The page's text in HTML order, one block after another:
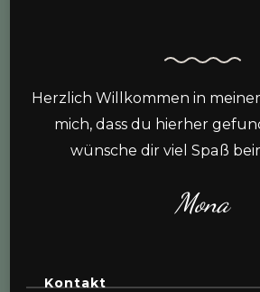
Herzlich Willkommen in
mich, dass du hierher
wünsche dir viel Spaß
Mona
Kontakt